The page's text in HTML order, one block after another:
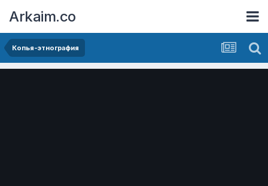
Arkaim.co
Копья-этнография